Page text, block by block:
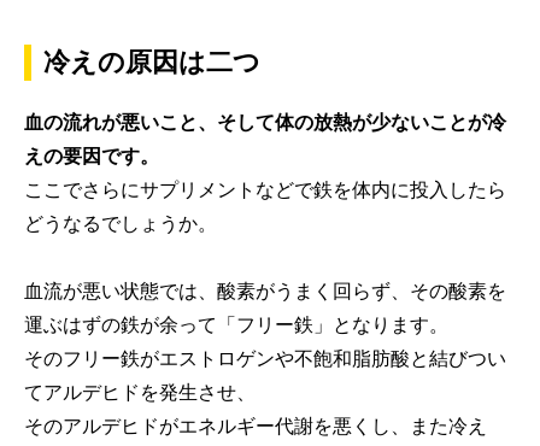
冷えの原因は二つ
血の流れが悪いこと、そして体の放熱が少ないことが冷
えの要因です。
ここでさらにサプリメントなどで鉄を体内に投入したら
どうなるでしょうか。
血流が悪い状態では、酸素がうまく回らず、その酸素を
運ぶはずの鉄が余って「フリー鉄」となります。
そのフリー鉄がエストロゲンや不飽和脂肪酸と結びつい
てアルデヒドを発生させ、
そのアルデヒドがエネルギー代謝を悪くし、また冷え